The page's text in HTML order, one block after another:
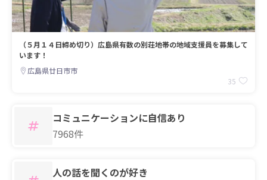
（５月１４日締め切り）広島県有数の別荘地帯の地域支援員を募集して
います！
広島県廿日市市
35
コミュニケーションに自信あり
7968件
人の話を聞くのが好き